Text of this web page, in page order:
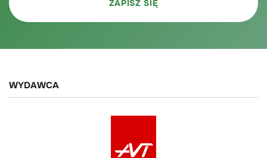
WYDAWCA